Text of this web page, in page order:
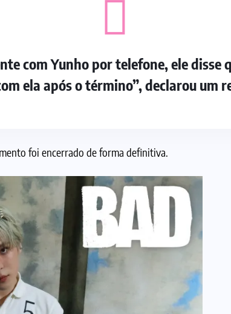
com Yunho por telefone, ele disse
ela após o término”, declarou um
foi encerrado de forma definitiva.